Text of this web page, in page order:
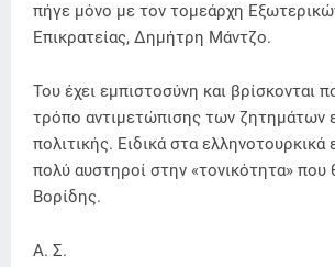
πήγε μόνο με τον τομεάρχη
Επικρατείας, Δημήτρη Μάντζο.
Του έχει εμπιστοσύνη και βρίσκονται
τρόπο αντιμετώπισης των ζητημάτων
πολιτικής. Ειδικά στα ελληνοτουρκικά
πολύ αυστηροί στην «τονικότητα» που
Βορίδης.
Α. Σ.